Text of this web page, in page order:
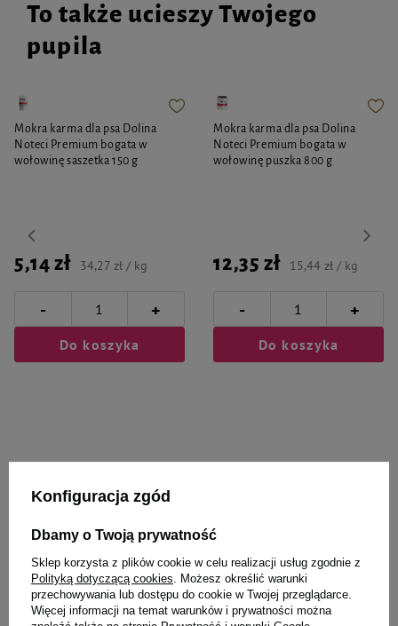
To także ucieszy Twojego
pupila
Mokra karma dla psa Dolina
Noteci Premium bogata w
wołowinę saszetka 150 g
5,14 zł 34,27 zł / kg
- +
Do koszyka
Mokra karma dla psa Dolina
Noteci Premium bogata w
wołowinę puszka 800 g
12,35 zł 15,44 zł / kg
- +
Do koszyka
Wybrane specjalnie dla
Spray przeciwko
nieprzyjemnemu oddechowi dla
Szampon dla gryzoni Francodex
bez spłukiwania 100 ml
Konfiguracja zgód
Dbamy o Twoją prywatność
Sklep korzysta z plików cookie w celu realizacji usług zgodnie z
Polityką dotyczącą cookies. Możesz określić warunki
przechowywania lub dostępu do cookie w Twojej przeglądarce.
Więcej informacji na temat warunków i prywatności można